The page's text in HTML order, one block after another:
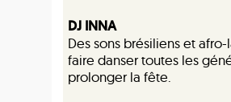
DJ INNA
Des sons brésiliens et
faire danser toutes les
prolonger la fête.